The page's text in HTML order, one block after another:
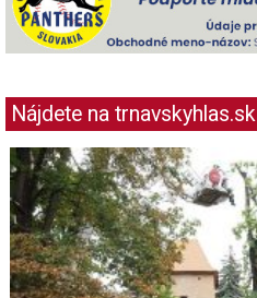
Nájdete na trnavskyhlas.sk